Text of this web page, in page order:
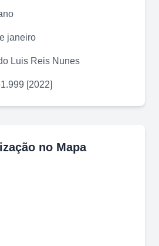
janeiro
Luis Reis Nunes
[2022]
no Mapa